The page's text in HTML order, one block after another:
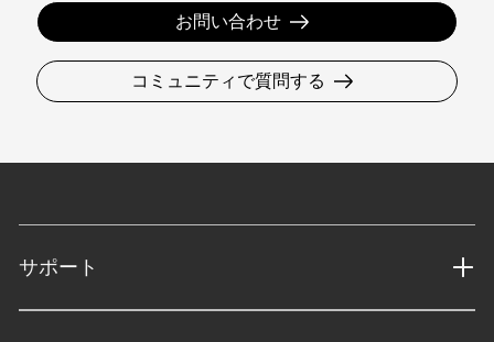
お問い合わせ
コミュニティで質問する
サポート